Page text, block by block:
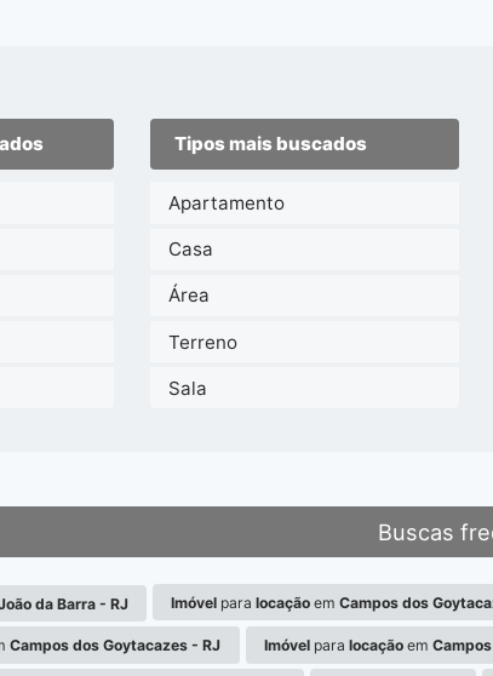
Tipos mais buscados
Apartamento
Casa
Área
Terreno
Sala
Buscas
da Barra - RJ Imóvelpara locaçãoem Campos dos
Campos dos Goytacazes - RJ Imóvelpara locaçãoem